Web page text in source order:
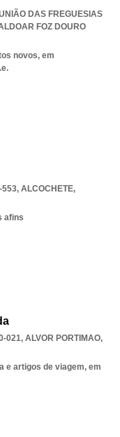
DAS FREGUESIAS
FOZ DOURO
novos, em
553, ALCOCHETE,
afins
021, ALVOR PORTIMAO,
e artigos de viagem, em